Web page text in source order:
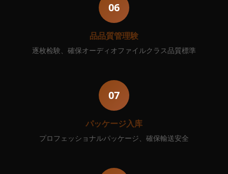
06
品品質管理験
逐枚检験、確保オーディオファイルクラス品質標準
07
パッケージ入库
プロフェッショナルパッケージ、確保輸送安全